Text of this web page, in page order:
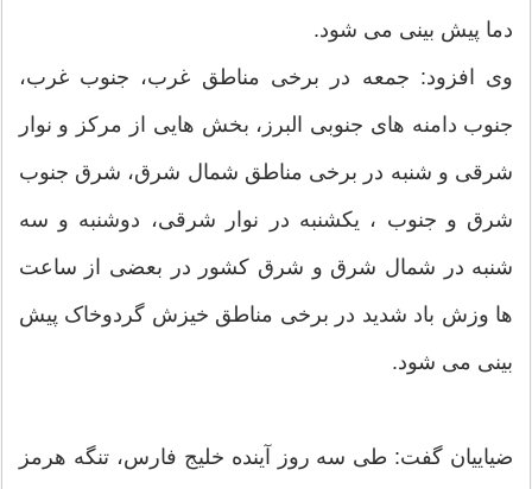
دما پیش بینی می شود.
وی افزود: جمعه در برخی مناطق غرب، جنوب غرب،
جنوب دامنه های جنوبی البرز، بخش هایی از مرکز و نوار
شرقی و شنبه در برخی مناطق شمال شرق، شرق جنوب
شرق و جنوب ، یکشنبه در نوار شرقی، دوشنبه و سه
شنبه در شمال شرق و شرق کشور در بعضی از ساعت
ها وزش باد شدید در برخی مناطق خیزش گردوخاک پیش
بینی می شود.
ضیاییان گفت: طی سه روز آینده خلیج فارس، تنگه هرمز